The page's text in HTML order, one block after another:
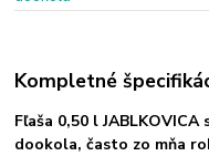
Kompletné
Fľaša 0,50 l
dookola, často zo mňa